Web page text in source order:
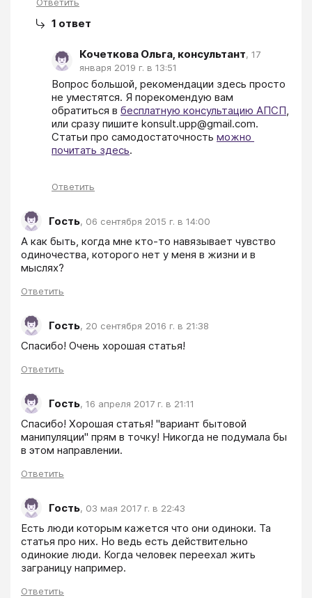
Ответить
1 ответ
Кочеткова Ольга, консультант, 17
января 2019 г. в 13:51
Вопрос большой, рекомендации здесь просто
не уместятся. Я порекомендую вам
обратиться в бесплатную консультацию АПСП,
или сразу пишите konsult.upp@gmail.com.
Статьи про самодостаточность можно
почитать здесь.
Ответить
Гость, 06 сентября 2015 г. в 14:00
А как быть, когда мне кто-то навязывает чувство
одиночества, которого нет у меня в жизни и в
мыслях?
Ответить
Гость, 20 сентября 2016 г. в 21:38
Спасибо! Очень хорошая статья!
Ответить
Гость, 16 апреля 2017 г. в 21:11
Спасибо! Хорошая статья! "вариант бытовой
манипуляции" прям в точку! Никогда не подумала бы
в этом направлении.
Ответить
Гость, 03 мая 2017 г. в 22:43
Есть люди которым кажется что они одиноки. Та
статья про них. Но ведь есть действительно
одинокие люди. Когда человек переехал жить
заграницу например.
Ответить